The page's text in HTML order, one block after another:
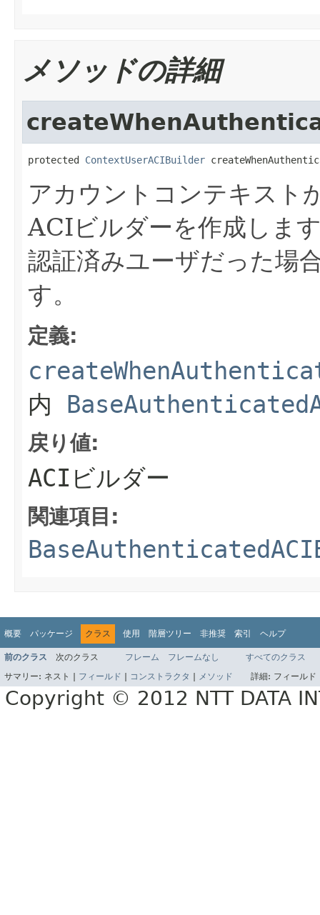
メソッドの詳細
protected ContextUserACIBuilder
アカウントコンテキスト
ACIビルダーを作成しま
認証済みユーザだった場
す。
定義:
内
戻り値:
ACIビルダー
関連項目:
概要 パッケージ クラス 使用 階層ツリー 非推奨 索引 ヘルプ
前のクラス 次のクラス フレーム フレームなし
すべてのクラス
サマリー: ネスト | フィールド コンストラクタ メソッド 詳細: フィール
Copyright © 2012 NTT DATA